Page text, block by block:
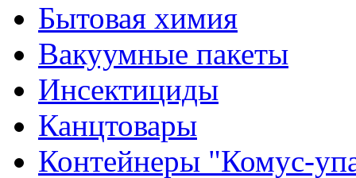
Бытовая химия
Вакуумные пакеты
Инсектициды
Канцтовары
Контейнеры "Комус-